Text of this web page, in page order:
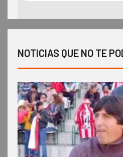
NOTICIAS QUE NO TE